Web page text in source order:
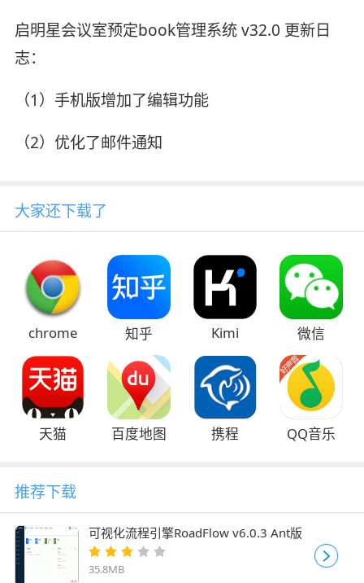
启明星会议室预定book管理系统 v32.0 更新日
志：
（1）手机版增加了编辑功能
（2）优化了邮件通知
大家还下载了
chrome 知乎 Kimi 微信
天猫 百度地图 携程 QQ音乐
推荐下载
可视化流程引擎RoadFlow v6.0.3 Ant版
35.8MB